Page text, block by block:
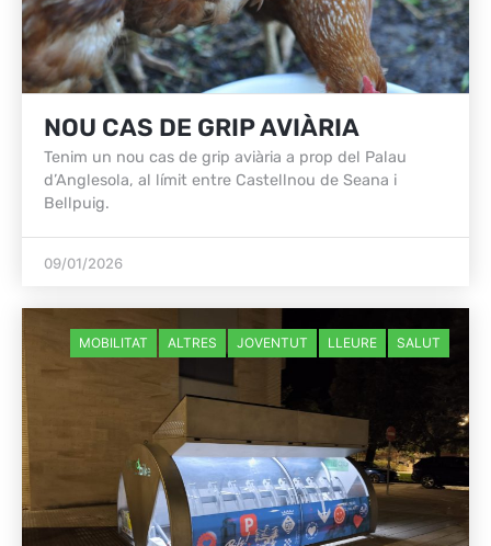
NOU CAS DE GRIP AVIÀRIA
Tenim un nou cas de grip aviària a prop del Palau
d’Anglesola, al límit entre Castellnou de Seana i
Bellpuig.
09/01/2026
MOBILITAT ALTRES JOVENTUT LLEURE SALUT